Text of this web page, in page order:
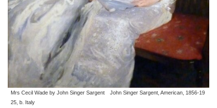
Mrs Cecil Wade by John Singer Sargent John Singer Sargent, American, 1856-19
25, b. Italy